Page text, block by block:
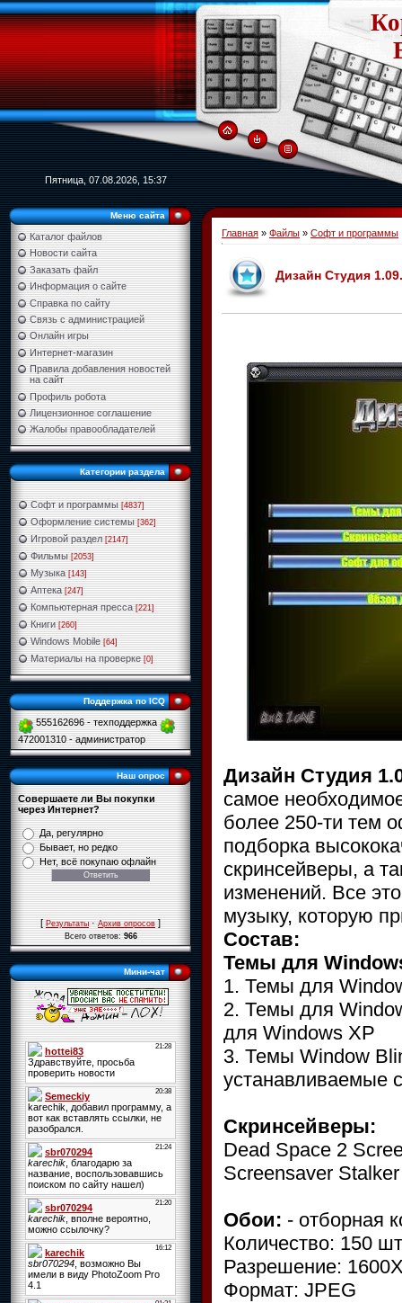
Пятница, 07.08.2026, 15:37
Меню сайта
Каталог файлов
Новости сайта
Заказать файл
Информация о сайте
Справка по сайту
Связь с администрацией
Онлайн игры
Интернет-магазин
Правила добавления новостей
на сайт
Профиль робота
Лицензионное соглашение
Жалобы правообладателей
Категории раздела
Софт и программы [4837]
Оформление системы [362]
Игровой раздел [2147]
Фильмы [2053]
Музыка [143]
Аптека [247]
Компьютерная пресса [221]
Книги [260]
Windows Mobile [64]
Материалы на проверке [0]
Поддержка по ICQ
555162696 - техподдержка
472001310 - администратор
Наш опрос
Совершаете ли Вы покупки
через Интернет?
Да, регулярно
Бывает, но редко
Нет, всё покупаю офлайн
[Результаты·Архив опросов]
Всего ответов:966
Мини-чат
Главная » Файлы » Софт и программы
Дизайн Студия
Дизайн Студия
самое
более 250-ти тем
подборка
скринсейверы, а
изменений. Все
музыку, которую
Состав:
Темы для
1. Темы для
2. Темы для
для Windows XP
3. Темы Window
устанавливаемые
Скринсейверы:
Dead Space 2
Screensaver
Обои: - отборная
Количество: 150
Разрешение:
Формат: JPEG